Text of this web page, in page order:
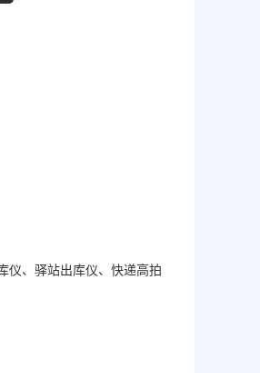
仪、驿站出库仪、快递高拍